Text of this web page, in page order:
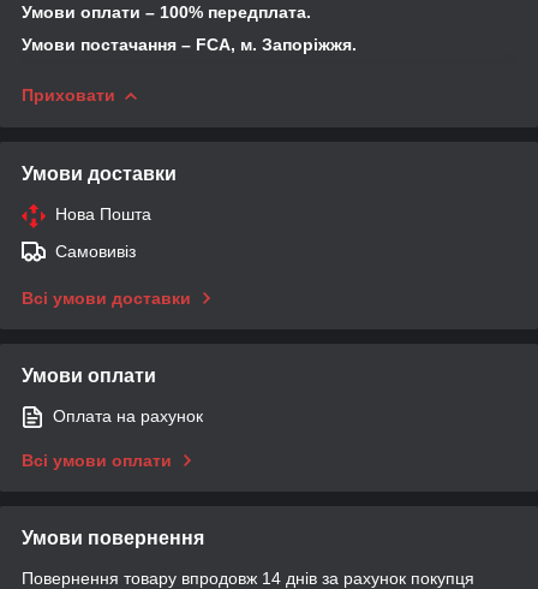
Умови оплати – 100% передплата.
Умови постачання – FCA, м. Запоріжжя.
Приховати
Умови доставки
Нова Пошта
Самовивіз
Всі умови доставки
Умови оплати
Оплата на рахунок
Всі умови оплати
Умови повернення
Повернення товару впродовж 14 днів за рахунок покупця